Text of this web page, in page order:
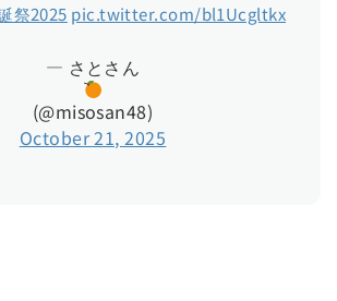
祭2025 pic.twitter.com/bl1Ucgltkx
— さとさん
(@misosan48)
October 21, 2025